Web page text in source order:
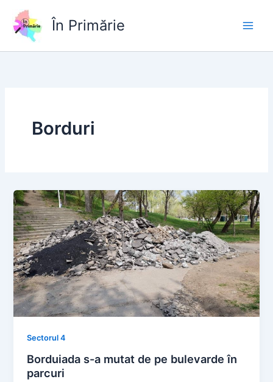
content
În Primărie
Borduri
Sectorul 4
Borduiada s-a mutat de pe bulevarde în
parcuri